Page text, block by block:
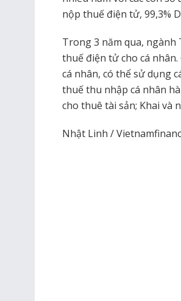
nộp thuế điện tử, 99,3%
Trong 3 năm qua,
thuế điện tử cho cá
cá nhân, có thể sử dụng
thuế thu nhập cá nhân
cho thuê tài sản; Khai và
Nhật Linh /